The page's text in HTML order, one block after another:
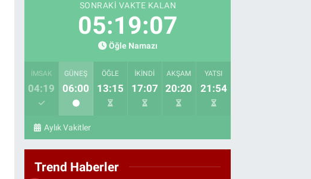
SONRAKI VAKTE KALAN
05:19:05
Öğle Namazı
İMSAK
04:19
GÜNEŞ
06:00
ÖĞLE
13:15
İKINDI
17:07
AKŞAM
20:20
YATSI
21:54
Aylık Vakitler
Trend Haberler